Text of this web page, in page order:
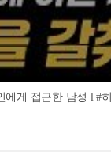
게 접근한 남성 l #